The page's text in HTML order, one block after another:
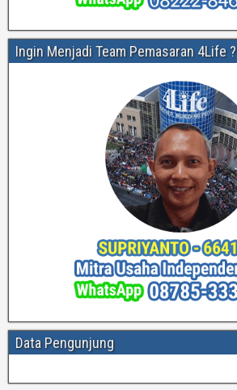
Ingin Menjadi Team Pemasaran 4Life ?
Data Pengunjung